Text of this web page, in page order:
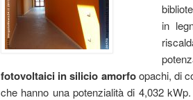
in
fotovoltaici in silicio amorfoopachi, di
che hanno una potenzialità di 4,032